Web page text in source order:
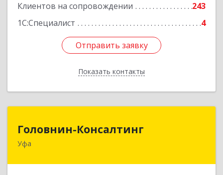
Клиентов на сопровождении
243
1С:Специалист
4
Отправить заявку
Показать контакты
Отправить заявку
Назад
Головнин-Консалтинг
Уфа450006, Башкортостан Респ, Уфа г, Ленина ул,